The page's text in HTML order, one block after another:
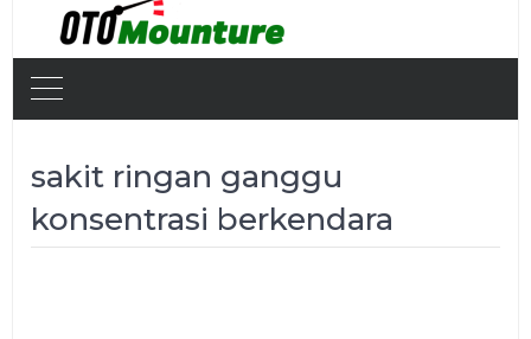
sakit ringan ganggu
konsentrasi berkendara